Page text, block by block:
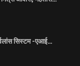
सिस्टम -एआई…